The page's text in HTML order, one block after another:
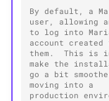
By default, a
user, allowing
to log into
account created
them.  This is
make the
go a bit
moving into a
production